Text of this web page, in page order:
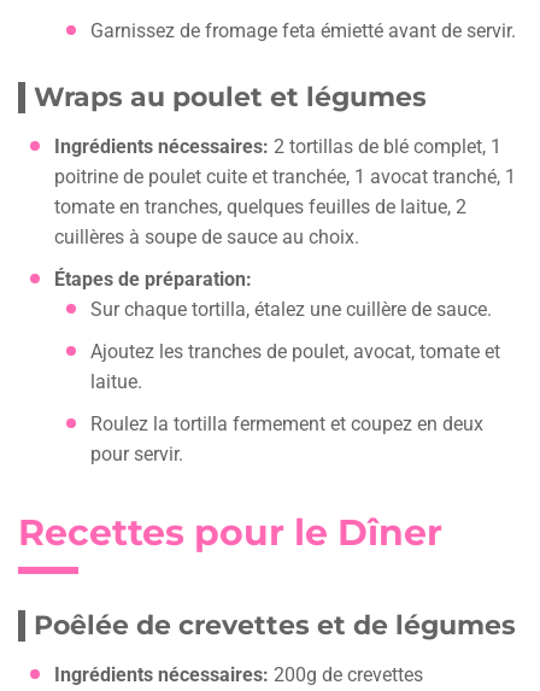
Garnissez de fromage feta émietté avant de servir.
Wraps au poulet et légumes
Ingrédients nécessaires: 2 tortillas de blé complet, 1
poitrine de poulet cuite et tranchée, 1 avocat tranché, 1
tomate en tranches, quelques feuilles de laitue, 2
cuillères à soupe de sauce au choix.
Étapes de préparation:
Sur chaque tortilla, étalez une cuillère de sauce.
Ajoutez les tranches de poulet, avocat, tomate et
laitue.
Roulez la tortilla fermement et coupez en deux
pour servir.
Recettes pour le Dîner
Poêlée de crevettes et de légumes
Ingrédients nécessaires: 200g de crevettes